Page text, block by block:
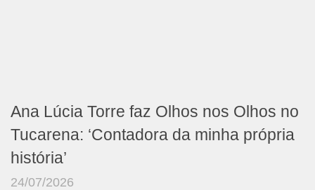
Ana Lúcia Torre faz Olhos nos Olhos no
Tucarena: ‘Contadora da minha própria
história’
24/07/2026